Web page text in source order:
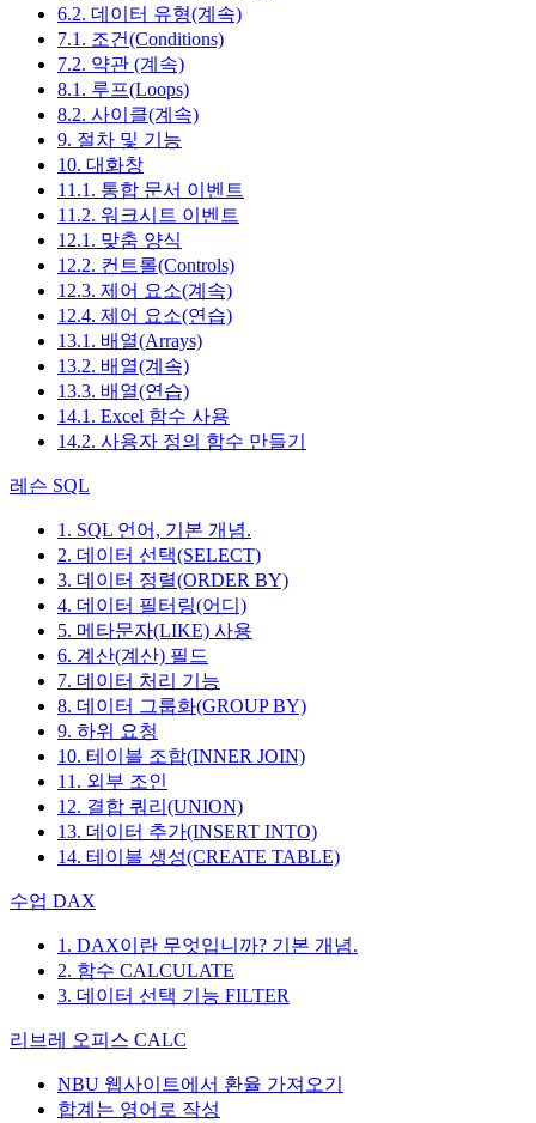
6.2. 데이터 유형(계속)
7.1. 조건(Conditions)
7.2. 약관 (계속)
8.1. 루프(Loops)
8.2. 사이클(계속)
9. 절차 및 기능
10. 대화창
11.1. 통합 문서 이벤트
11.2. 워크시트 이벤트
12.1. 맞춤 양식
12.2. 컨트롤(Controls)
12.3. 제어 요소(계속)
12.4. 제어 요소(연습)
13.1. 배열(Arrays)
13.2. 배열(계속)
13.3. 배열(연습)
14.1. Excel 함수 사용
14.2. 사용자 정의 함수 만들기
레슨 SQL
1. SQL 언어, 기본 개념.
2. 데이터 선택(SELECT)
3. 데이터 정렬(ORDER BY)
4. 데이터 필터링(어디)
5. 메타문자(LIKE) 사용
6. 계산(계산) 필드
7. 데이터 처리 기능
8. 데이터 그룹화(GROUP BY)
9. 하위 요청
10. 테이블 조합(INNER JOIN)
11. 외부 조인
12. 결합 쿼리(UNION)
13. 데이터 추가(INSERT INTO)
14. 테이블 생성(CREATE TABLE)
수업 DAX
1. DAX이란 무엇입니까? 기본 개념.
2. 함수 CALCULATE
3. 데이터 선택 기능 FILTER
리브레 오피스 CALC
NBU 웹사이트에서 환율 가져오기
합계는 영어로 작성